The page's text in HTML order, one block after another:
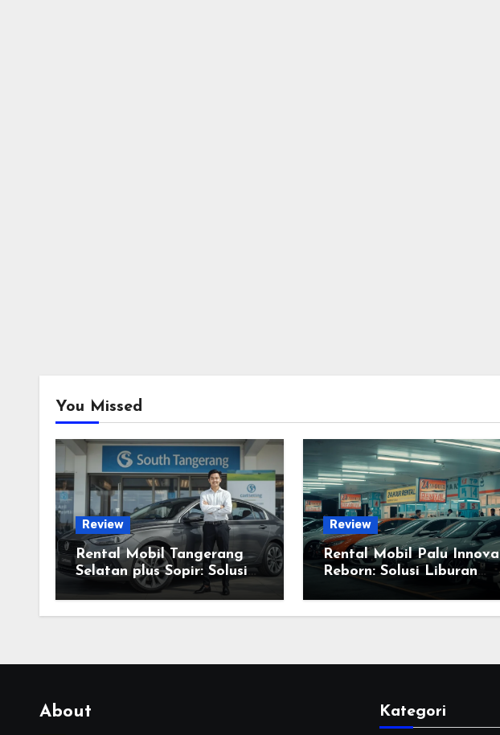
You Missed
Review
Rental Mobil Tangerang
Selatan plus Sopir: Solusi
Dinas yang Bebas Stres
Review
Rental Mobil Palu Innova
Reborn: Solusi Liburan
Ribet
About Kategori